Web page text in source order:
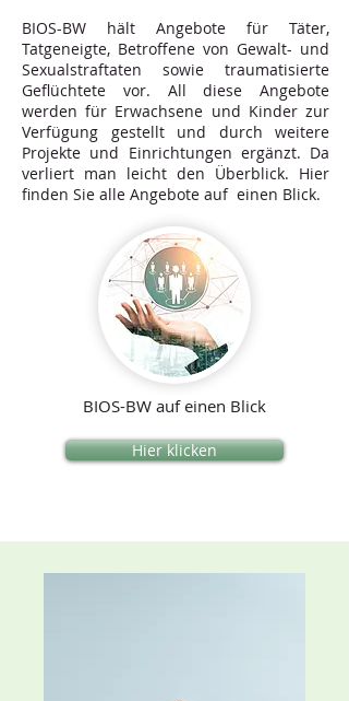
BIOS-BW hält Angebote für Täter,
Tatgeneigte, Betroffene von Gewalt- und
Sexualstraftaten sowie traumatisierte
Geflüchtete vor. All diese Angebote
werden für Erwachsene und Kinder zur
Verfügung gestellt und durch weitere
Projekte und Einrichtungen ergänzt. Da
verliert man leicht den Überblick. Hier
finden Sie alle Angebote auf einen Blick.
BIOS-BW auf einen Blick
Hier klicken